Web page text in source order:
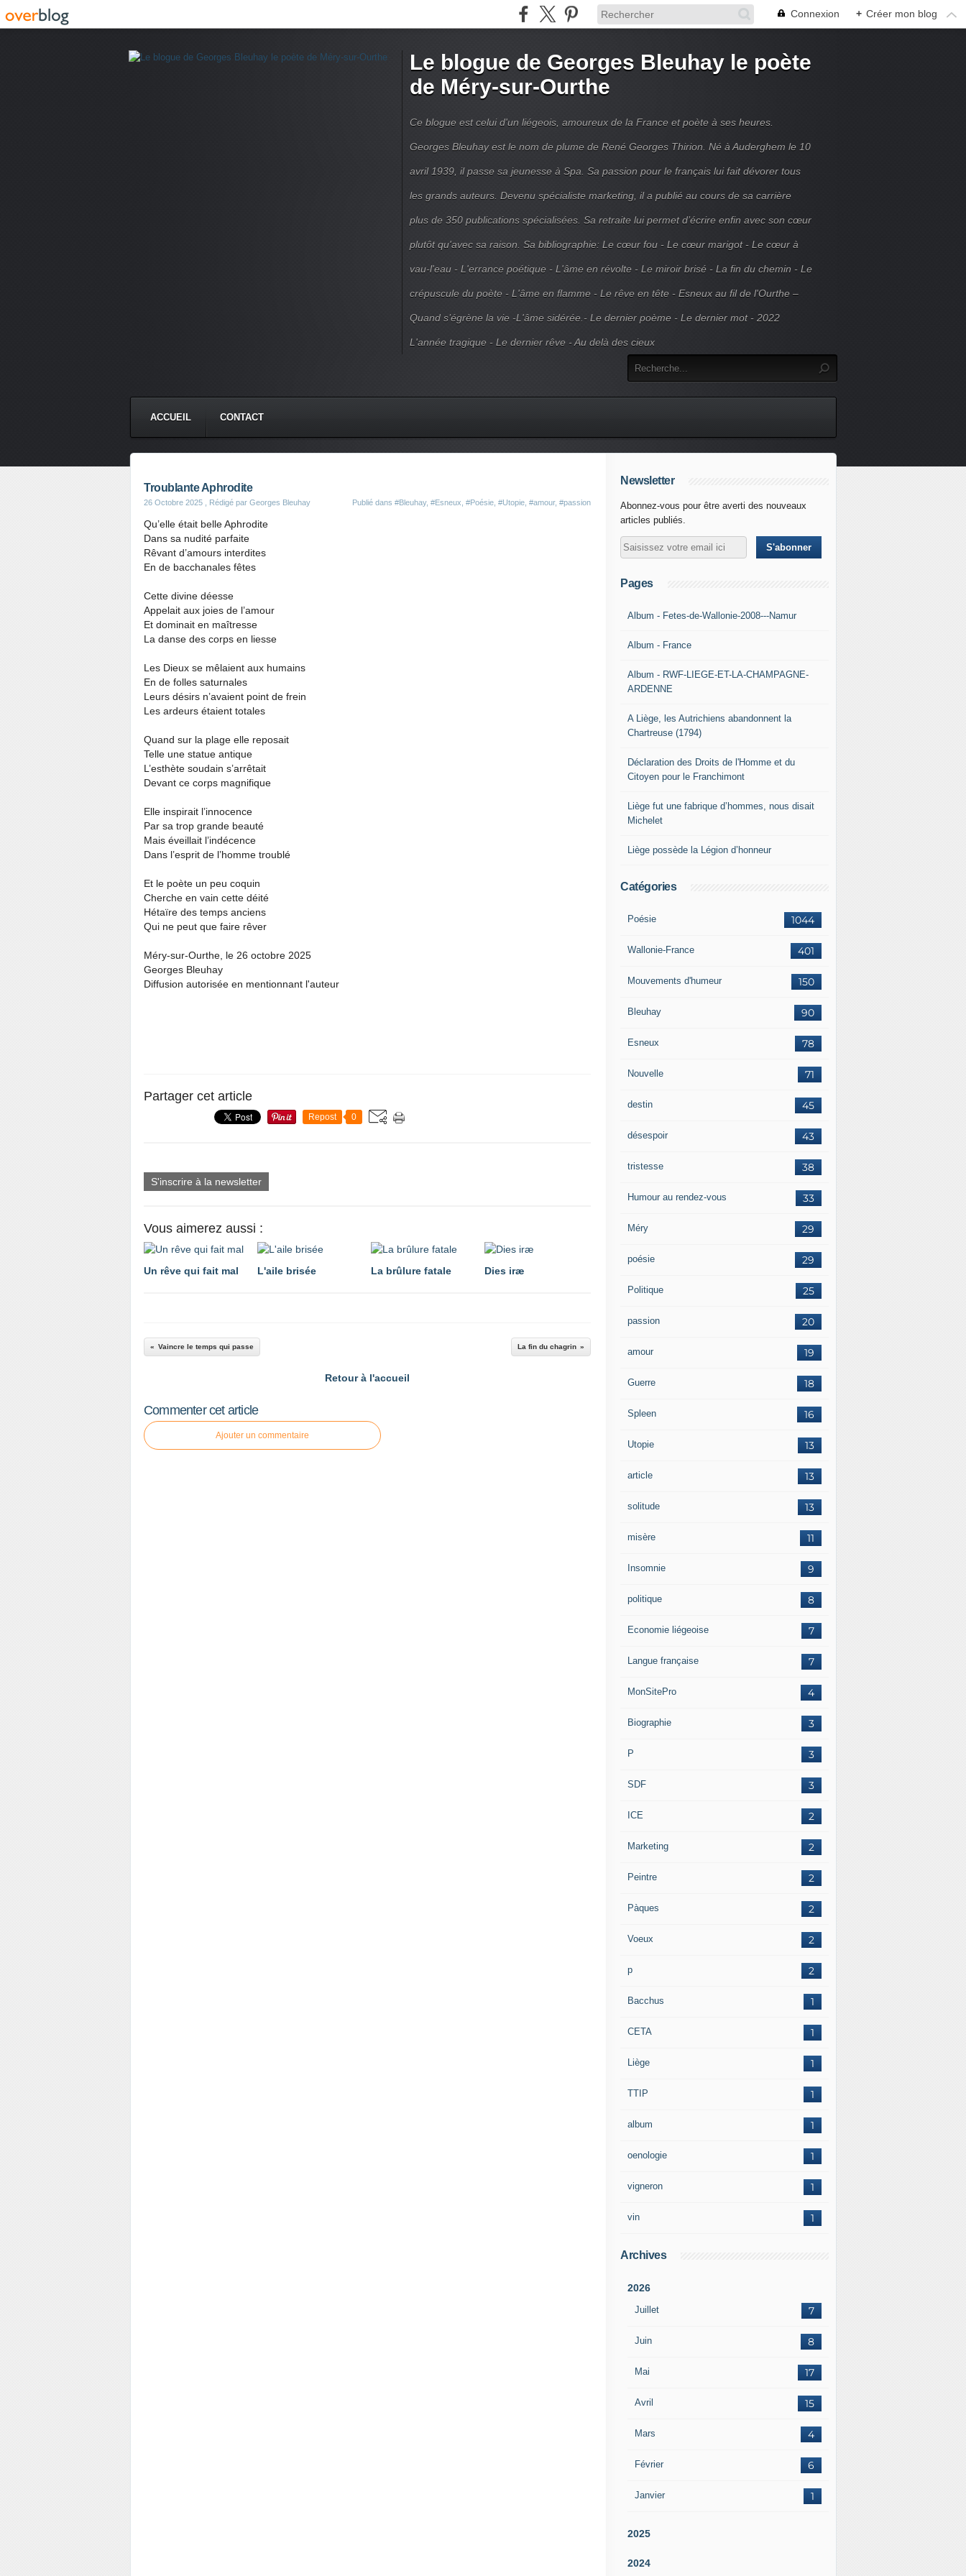
Connexion + Créer mon blog
Le blogue de Georges Bleuhay le poète
de Méry-sur-Ourthe
Ce blogue est celui d'un liégeois, amoureux de la France et poète à ses heures.
Georges Bleuhay est le nom de plume de René Georges Thirion. Né à Auderghem le 10
avril 1939, il passe sa jeunesse à Spa. Sa passion pour le français lui fait dévorer tous
les grands auteurs. Devenu spécialiste marketing, il a publié au cours de sa carrière
plus de 350 publications spécialisées. Sa retraite lui permet d’écrire enfin avec son cœur
plutôt qu'avec sa raison. Sa bibliographie: Le cœur fou - Le cœur marigot - Le cœur à
vau-l'eau - L'errance poétique - L'âme en révolte - Le miroir brisé - La fin du chemin - Le
crépuscule du poète - L'âme en flamme - Le rêve en tête - Esneux au fil de l'Ourthe –
Quand s’égrène la vie -L'âme sidérée.- Le dernier poème - Le dernier mot - 2022
L'année tragique - Le dernier rêve - Au delà des cieux
ACCUEIL CONTACT
Troublante Aphrodite
26 Octobre 2025 , Rédigé par Georges Bleuhay Publié dans #Bleuhay, #Esneux #Poésie #Utopie #amour, #passion
Qu’elle était belle Aphrodite
Dans sa nudité parfaite
Rêvant d’amours interdites
En de bacchanales fêtes
Cette divine déesse
Appelait aux joies de l’amour
Et dominait en maîtresse
La danse des corps en liesse
Les Dieux se mêlaient aux humains
En de folles saturnales
Leurs désirs n’avaient point de frein
Les ardeurs étaient totales
Quand sur la plage elle reposait
Telle une statue antique
L’esthète soudain s’arrêtait
Devant ce corps magnifique
Elle inspirait l’innocence
Par sa trop grande beauté
Mais éveillait l’indécence
Dans l’esprit de l’homme troublé
Et le poète un peu coquin
Cherche en vain cette déité
Hétaïre des temps anciens
Qui ne peut que faire rêver
Méry-sur-Ourthe, le 26 octobre 2025
Georges Bleuhay
Diffusion autorisée en mentionnant l'auteur
Partager cet article
Repost 0
S'inscrire à la newsletter
Vous aimerez aussi :
Un rêve qui fait mal L'aile brisée La brûlure fatale Dies iræ
Vaincre le temps qui passe La fin du chagrin
Retour à l'accueil
Commenter cet article
Ajouter un commentaire
Newsletter
Abonnez-vous pour être averti des nouveaux
articles publiés.
Pages
Album - Fetes-de-Wallonie-2008---Namur
Album - France
Album - RWF-LIEGE-ET-LA-CHAMPAGNE-
ARDENNE
A Liège, les Autrichiens abandonnent la
Chartreuse (1794)
Déclaration des Droits de l'Homme et du
Citoyen pour le Franchimont
Liège fut une fabrique d’hommes, nous disait
Michelet
Liège possède la Légion d’honneur
Catégories
1044
Poésie
401
Wallonie-France
150
Mouvements d'humeur
90
Bleuhay
78
Esneux
71
Nouvelle
45
destin
43
désespoir
38
tristesse
33
Humour au rendez-vous
29
Méry
29
poésie
25
Politique
20
passion
19
amour
18
Guerre
16
Spleen
13
Utopie
13
article
13
solitude
11
misère
9
Insomnie
8
politique
7
Economie liégeoise
7
Langue française
4
MonSitePro
3
Biographie
3
P
3
SDF
2
ICE
2
Marketing
2
Peintre
2
Pàques
2
Voeux
2
p
1
Bacchus
1
CETA
1
Liège
1
TTIP
1
album
1
oenologie
1
vigneron
1
vin
Archives
2026
Juillet 7
Juin 8
Mai 17
Avril 15
Mars 4
Février 6
Janvier 1
2025
2024